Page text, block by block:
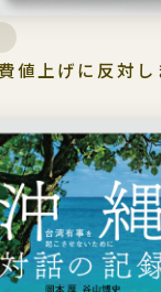
値上げに反対し